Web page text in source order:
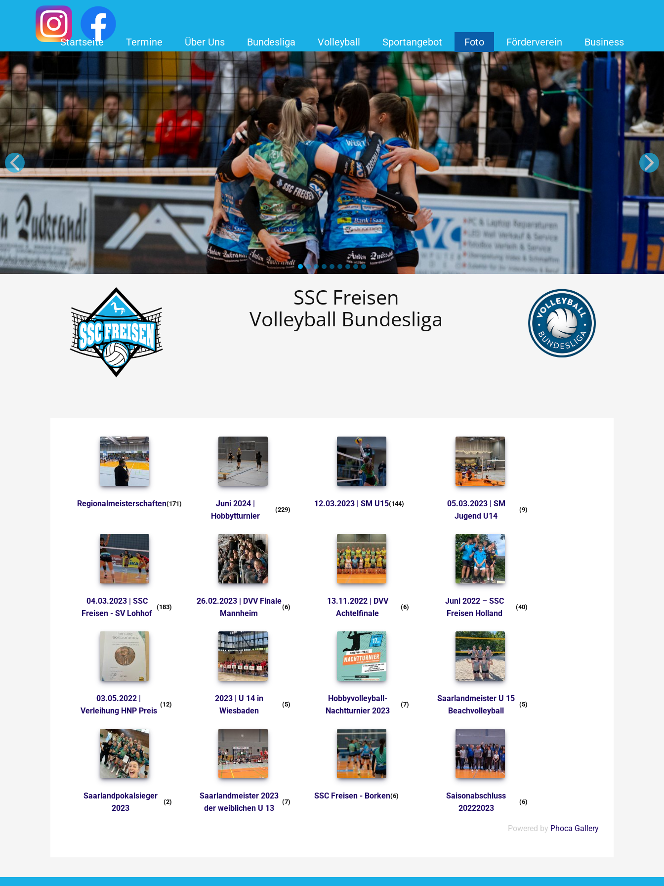
Startseite Termine Über Uns Bundesliga Volleyball Sportangebot Foto Förderverein Business
SSC Freisen
Volleyball Bundesliga
Regionalmeisterschaften(171)
Juni 2024 |
Hobbytturnier
(229)
12.03.2023 | SM U15(144)
05.03.2023 | SM
Jugend U14
(9)
04.03.2023 | SSC
Freisen - SV Lohhof
(183)
26.02.2023 | DVV Finale
Mannheim
(6)
13.11.2022 | DVV
Achtelfinale
(6)
Juni 2022 – SSC
Freisen Holland
(40)
03.05.2022 |
Verleihung HNP Preis
(12)
2023 | U 14 in
Wiesbaden
(5)
Hobbyvolleyball-
Nachtturnier 2023
(7)
Saarlandmeister U 15
Beachvolleyball
(5)
Saarlandpokalsieger
2023
(2)
Saarlandmeister 2023
der weiblichen U 13
(7)
SSC Freisen - Borken(6)
Saisonabschluss
20222023
(6)
Powered by Phoca Gallery